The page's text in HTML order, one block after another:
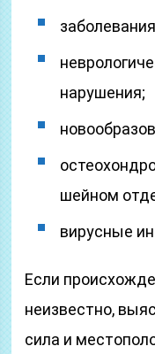
нарушения;
шейном
вирусные
Если
неизвестно,
сила и